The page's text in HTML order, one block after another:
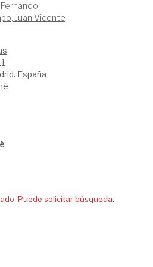
Juan Vicente
España
Puede solicitar búsqueda.